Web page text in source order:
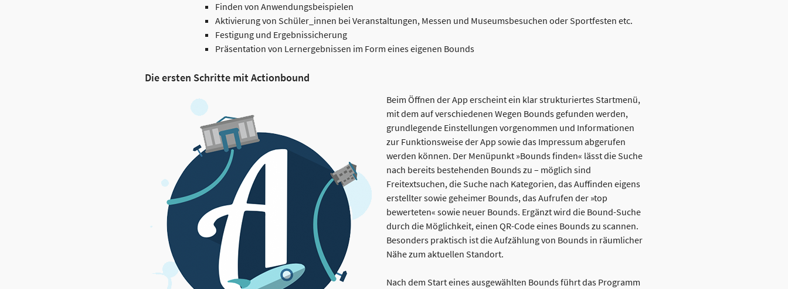
Finden von Anwendungsbeispielen
Aktivierung von Schüler_innen bei Veranstaltungen, Messen und Museumsbesuchen oder Sportfesten etc.
Festigung und Ergebnissicherung
Präsentation von Lernergebnissen im Form eines eigenen Bounds
Die ersten Schritte mit Actionbound
Beim Öffnen der App erscheint ein klar strukturiertes Startmenü,
mit dem auf verschiedenen Wegen Bounds gefunden werden,
grundlegende Einstellungen vorgenommen und Informationen
zur Funktionsweise der App sowie das Impressum abgerufen
werden können. Der Menüpunkt »Bounds finden« lässt die Suche
nach bereits bestehenden Bounds zu – möglich sind
Freitextsuchen, die Suche nach Kategorien, das Auffinden eigens
erstellter sowie geheimer Bounds, das Aufrufen der »top
bewerteten« sowie neuer Bounds. Ergänzt wird die Bound-Suche
durch die Möglichkeit, einen QR-Code eines Bounds zu scannen.
Besonders praktisch ist die Aufzählung von Bounds in räumlicher
Nähe zum aktuellen Standort.
Nach dem Start eines ausgewählten Bounds führt das Programm